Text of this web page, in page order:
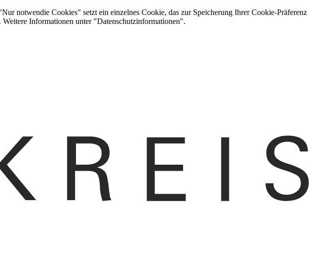
notwendie Cookies" setzt ein einzelnes Cookie, das zur Speicherung Ihrer Cookie-Präferenz
Informationen unter "Datenschutzinformationen".